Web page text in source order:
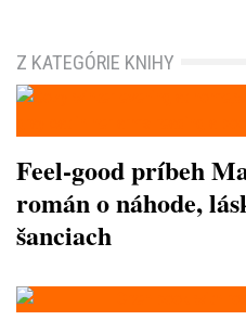
Z KATEGÓRIE KNIHY
Feel-good príbeh
román o náhode,
šanciach